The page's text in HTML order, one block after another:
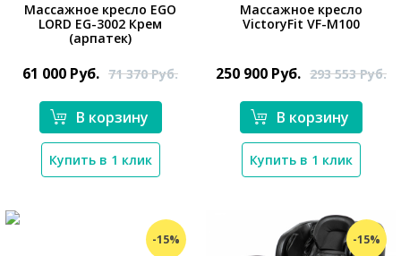
*}
Массажное кресло EGO
LORD EG-3002 Крем
(арпатек)
61 000 Руб. 71 370Руб.
В корзину
Купить в 1 клик
Массажное кресло
VictoryFit VF-M100
250 900 Руб. 293 553Руб.
В корзину
Купить в 1 клик
-15% -15%